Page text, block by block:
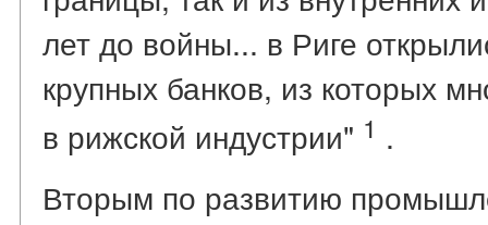
лет до войны... в Риге
крупных банков, из которых
в рижской индустрии" 1 .
Вторым по развитию